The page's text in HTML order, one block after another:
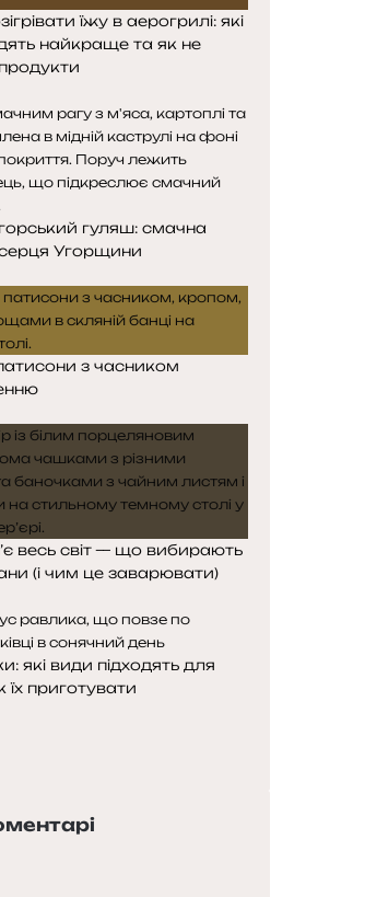
їжу в аерогрилі: які
найкраще та як не
гуляш: смачна
Угорщини
з часником
весь світ — що вибирають
(і чим це заварювати)
які види підходять для
їх приготувати